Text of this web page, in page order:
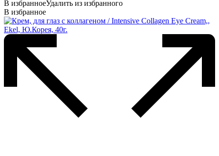
товар
несколько
В избранноеУдалить из избранного
В избранное